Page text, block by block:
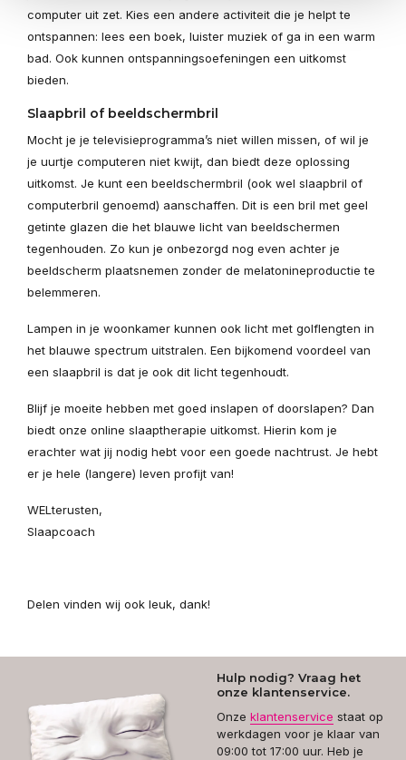
computer uit zet. Kies een andere activiteit die je helpt te
ontspannen: lees een boek, luister muziek of ga in een warm
bad. Ook kunnen ontspanningsoefeningen een uitkomst
bieden.
Slaapbril of beeldschermbril
Mocht je je televisieprogramma’s niet willen missen, of wil je
je uurtje computeren niet kwijt, dan biedt deze oplossing
uitkomst. Je kunt een beeldschermbril (ook wel slaapbril of
computerbril genoemd) aanschaffen. Dit is een bril met geel
getinte glazen die het blauwe licht van beeldschermen
tegenhouden. Zo kun je onbezorgd nog even achter je
beeldscherm plaatsnemen zonder de melatonineproductie te
belemmeren.
Lampen in je woonkamer kunnen ook licht met golflengten in
het blauwe spectrum uitstralen. Een bijkomend voordeel van
een slaapbril is dat je ook dit licht tegenhoudt.
Blijf je moeite hebben met goed inslapen of doorslapen? Dan
biedt onze online slaaptherapie uitkomst. Hierin kom je
erachter wat jij nodig hebt voor een goede nachtrust. Je hebt
er je hele (langere) leven profijt van!
WELterusten,
Slaapcoach
Delen vinden wij ook leuk, dank!
Hulp nodig? Vraag het
onze klantenservice.
Onze klantenservice staat op
werkdagen voor je klaar van
09:00 tot 17:00 uur. Heb je